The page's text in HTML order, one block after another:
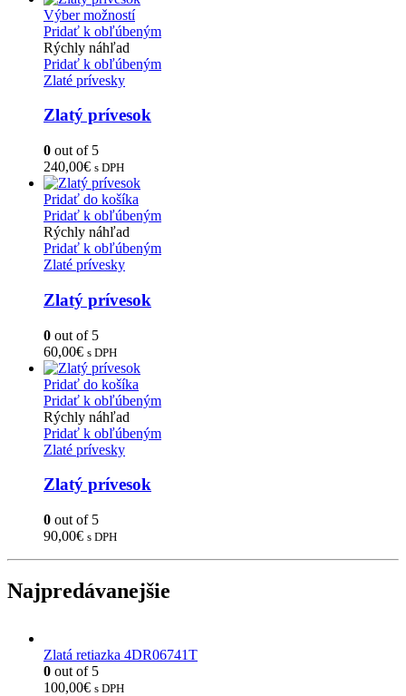
Výber možností
Pridať k obľúbeným
Rýchly náhľad
Pridať k obľúbeným
Zlaté prívesky
Zlatý prívesok
0 out of 5
240,00€ s DPH
Pridať do košíka
Pridať k obľúbeným
Rýchly náhľad
Pridať k obľúbeným
Zlaté prívesky
Zlatý prívesok
0 out of 5
60,00€ s DPH
Pridať do košíka
Pridať k obľúbeným
Rýchly náhľad
Pridať k obľúbeným
Zlaté prívesky
Zlatý prívesok
0 out of 5
90,00€ s DPH
Najpredávanejšie
Zlatá retiazka 4DR06741T
0 out of 5
100,00€ s DPH